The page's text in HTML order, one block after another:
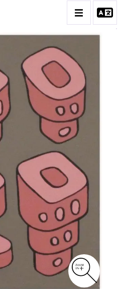
THAÉRON
DES OEUVRES
/ SIGNE